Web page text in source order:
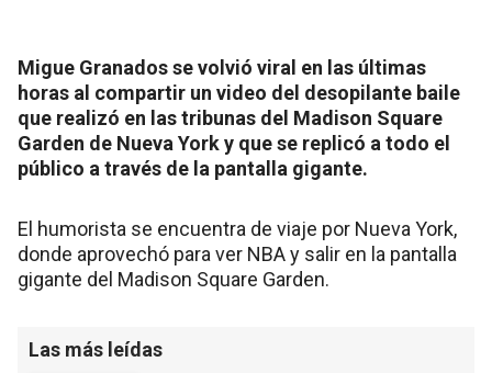
Migue Granados se volvió viral en las últimas
horas al compartir un video del desopilante baile
que realizó en las tribunas del Madison Square
Garden de Nueva York y que se replicó a todo el
público a través de la pantalla gigante.
El humorista se encuentra de viaje por Nueva York,
donde aprovechó para ver NBA y salir en la pantalla
gigante del Madison Square Garden.
Las más leídas